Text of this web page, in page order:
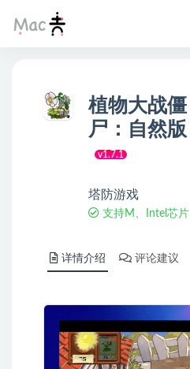
植物大战僵
尸：自然版
v1.7.1
塔防游戏
支持M、Intel芯片
详情介绍 评论建议